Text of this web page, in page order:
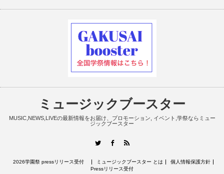
ミュージックブースター
MUSIC,NEWS,LIVEの最新情報をお届け、プロモーション, イベント,学祭ならミュー
ジックブースター
TwitterFacebook
2026学園祭 pressリリース受付 ミュージックブースター とは
個人情報保護方針
Pressリリース受付